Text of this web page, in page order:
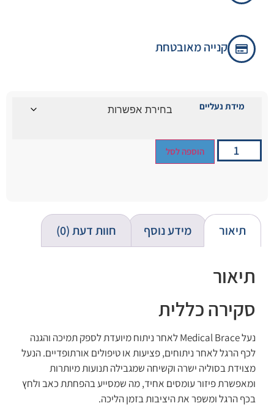
קנייה מאובטחת
מידת נעליים
הוספה לסל
תיאור מידע נוסף חוות דעת (0)
תיאור
סקירה כללית
נעל Medical Brace לאחר ניתוח מיועדת לספק תמיכה והגנה
לכף הרגל לאחר ניתוחים, פציעות או טיפולים אורתופדיים. הנעל
מצוידת בסוליה ישרה וקשיחה שמגבילה תנועות מיותרות
ומאפשרת פיזור עומסים אחיד, מה שמסייע בהפחתת כאב ולחץ
בכף הרגל ומשפר את היציבות בזמן הליכה.